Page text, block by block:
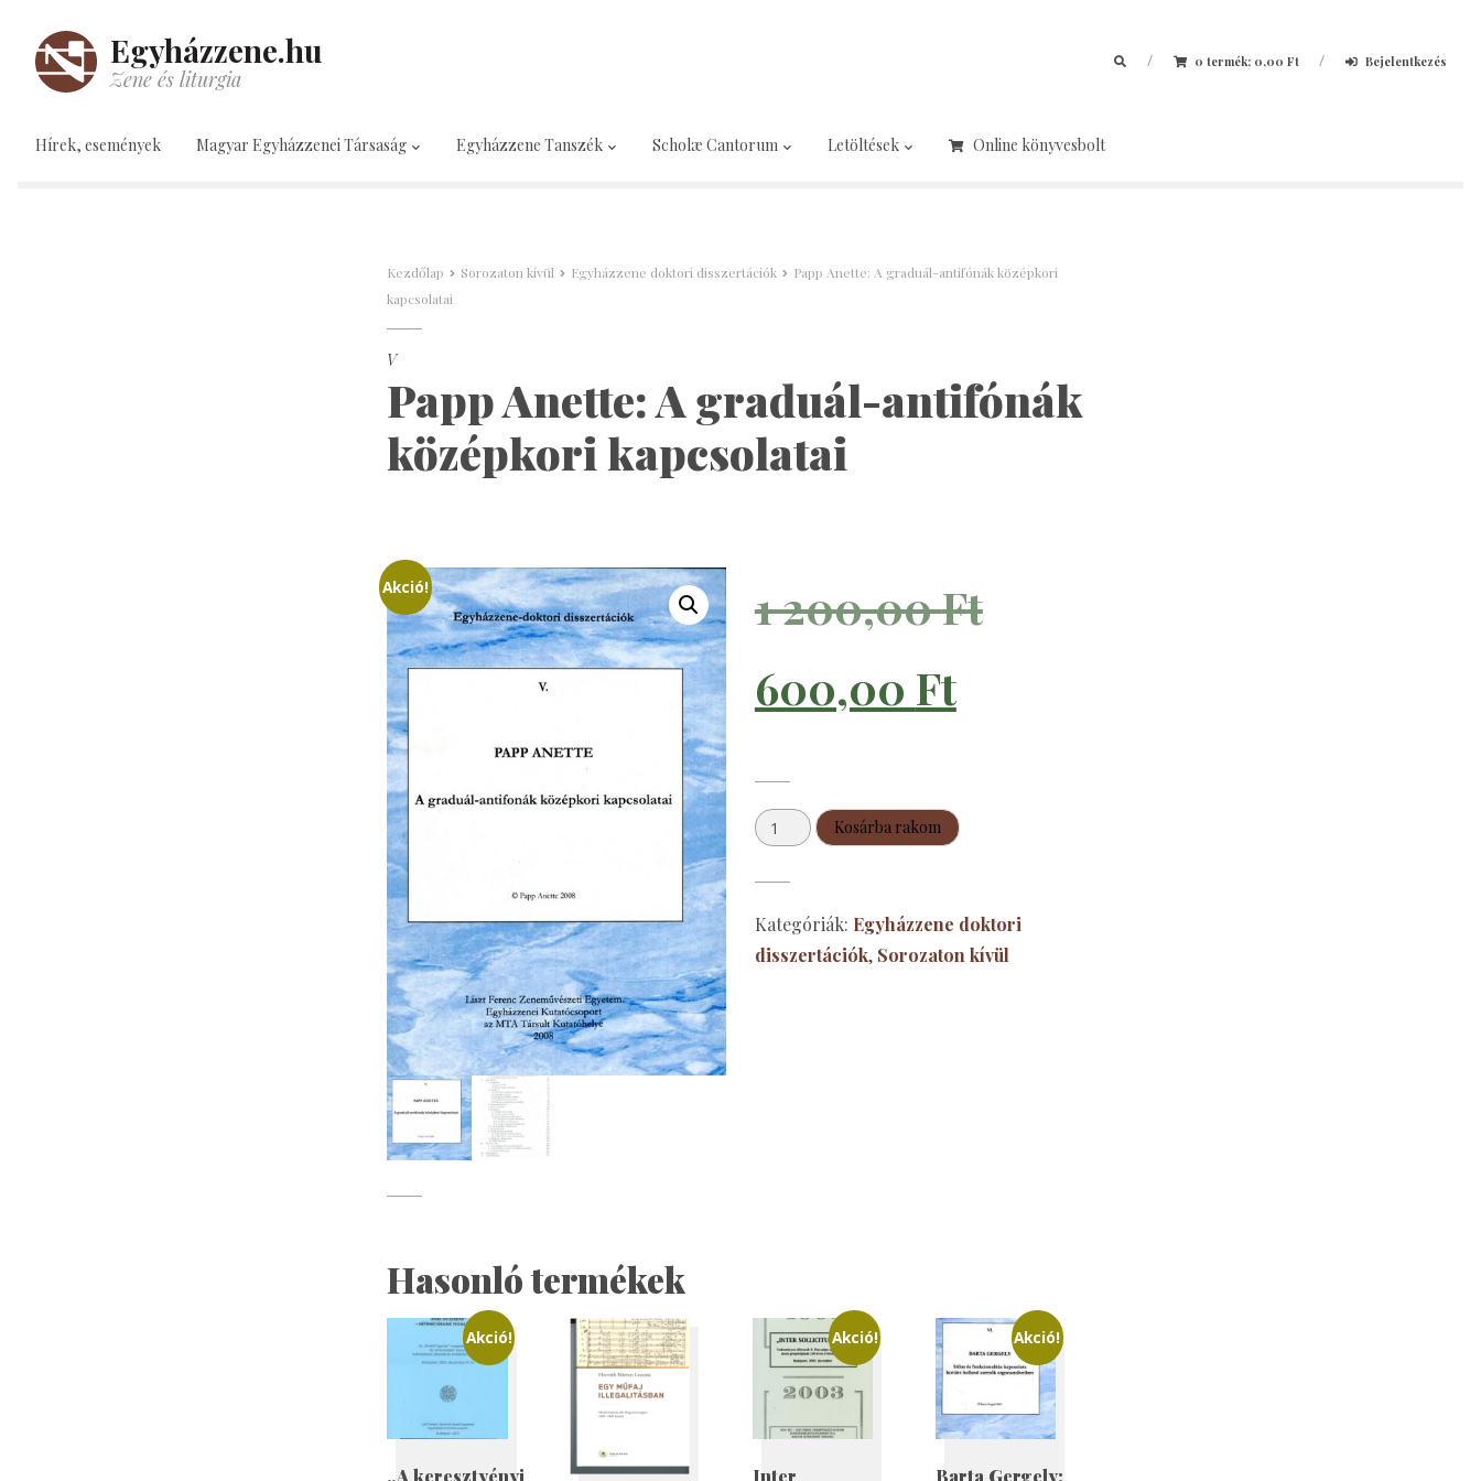
Egyházzene.hu
Zene és liturgia
/ 0 termék; 0,00 Ft / Bejelentkezés
Hírek, események Magyar Egyházzenei Társaság Egyházzene Tanszék Scholæ Cantorum Letöltések Online könyvesbolt
Kezdőlap Sorozaton kívül Egyházzene doktori disszertációk
Papp Anette: A graduál-antifónák középkori
kapcsolatai
V
Papp Anette: A graduál-antifónák
középkori kapcsolatai
Akció! 1 200,00FtOriginal
200,00 Ft.
600,00 FtCurrent
is:
600,00 Ft.
Papp
Anette:
A
graduál-
antifónák
Kosárba rakom
Kategóriák: Egyházzene doktori
disszertációk, Sorozaton kívül
Hasonló termékek
Akció!
„A keresztyényi
Akció!
Inter
Akció!
Barta Gergely: